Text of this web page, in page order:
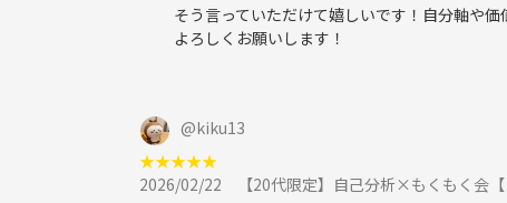
そう言っていただけて嬉しいです！自分軸や
よろしくお願いします！
@kiku13
★★★★★
2026/02/22
【20代限定】自己分析×もくもく会